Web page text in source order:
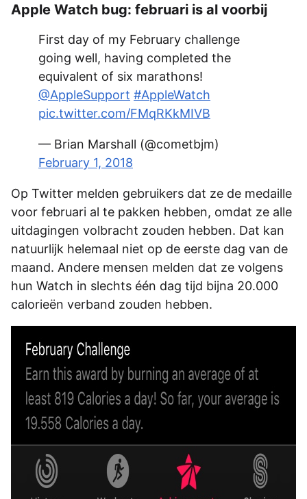
Apple Watch bug: februari is al voorbij
First day of my February challenge
going well, having completed the
equivalent of six marathons!
@AppleSupport #AppleWatch
pic.twitter.com/FMqRKkMIVB
— Brian Marshall (@cometbjm)
February 1, 2018
Op Twitter melden gebruikers dat ze de medaille
voor februari al te pakken hebben, omdat ze alle
uitdagingen volbracht zouden hebben. Dat kan
natuurlijk helemaal niet op de eerste dag van de
maand. Andere mensen melden dat ze volgens
hun Watch in slechts één dag tijd bijna 20.000
calorieën verband zouden hebben.